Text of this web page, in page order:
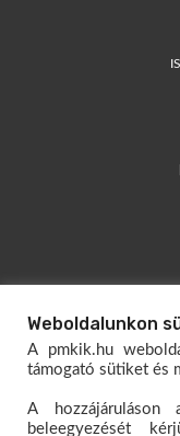
Weboldalunkon
A pmkik.hu
támogató sütiket és
A hozzájáruláson
beleegyezését